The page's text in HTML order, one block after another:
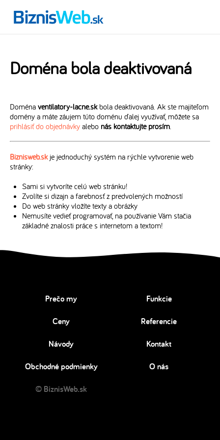
Doména bola deaktivovaná
Doména ventilatory-lacne.skbola deaktivovaná. Ak ste majiteľom
domény a máte záujem túto doménu ďalej využívať, môžete sa
prihlásiť do objednávky alebo nás kontaktujte prosím.
Biznisweb.skje jednoduchý systém na rýchle vytvorenie web
stránky:
Sami si vytvoríte celú web stránku!
Zvolíte si dizajn a farebnosť z predvolených možností
Do web stránky vložíte texty a obrázky
Nemusíte vedieť programovať, na používanie Vám stačia
základné znalosti práce s internetom a textom!
Prečo my Funkcie
Ceny Referencie
Návody Kontakt
Obchodné podmienky O nás
© BiznisWeb.sk